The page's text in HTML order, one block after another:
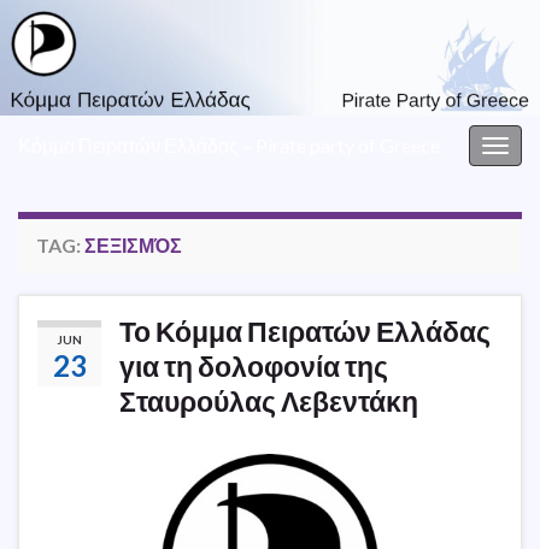
TAG: ΣΕΞΙΣΜΌΣ
JUN
23
Το Κόμμα Πειρατών Ελλάδας
για τη δολοφονία της
Σταυρούλας Λεβεντάκη